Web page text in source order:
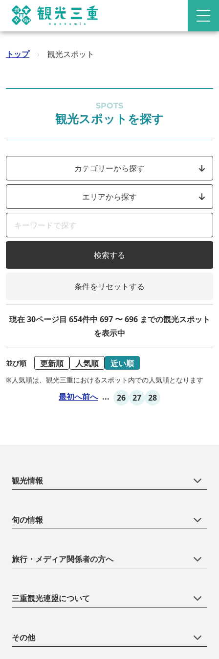
トップ › 観光スポット
SPOTS
観光スポットを探す
カテゴリーから探す
エリアから探す
検索する
条件をリセットする
現在 30ページ目 654件中 697 〜 696 までの観光スポット
を表示中
並び順 更新順 人気順 近い順
※人気順は、観光三重におけるスポット内での人気順となります
最初へ前へ ... 26 27 28
観光情報
旬の情報
旅行・メディア関係者の方へ
三重観光連盟について
その他